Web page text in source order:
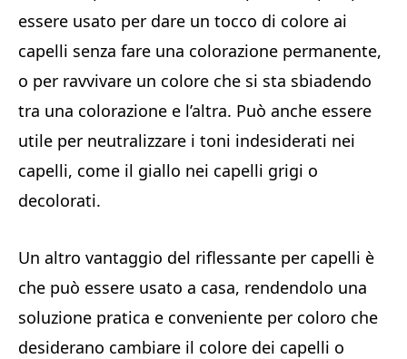
essere usato per dare un tocco di colore ai
capelli senza fare una colorazione permanente,
o per ravvivare un colore che si sta sbiadendo
tra una colorazione e l’altra. Può anche essere
utile per neutralizzare i toni indesiderati nei
capelli, come il giallo nei capelli grigi o
decolorati.
Un altro vantaggio del riflessante per capelli è
che può essere usato a casa, rendendolo una
soluzione pratica e conveniente per coloro che
desiderano cambiare il colore dei capelli o